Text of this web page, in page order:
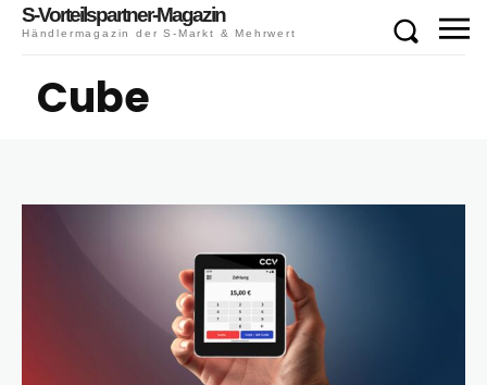
S-Vorteilspartner-Magazin
Händlermagazin der S-Markt & Mehrwert
Cube